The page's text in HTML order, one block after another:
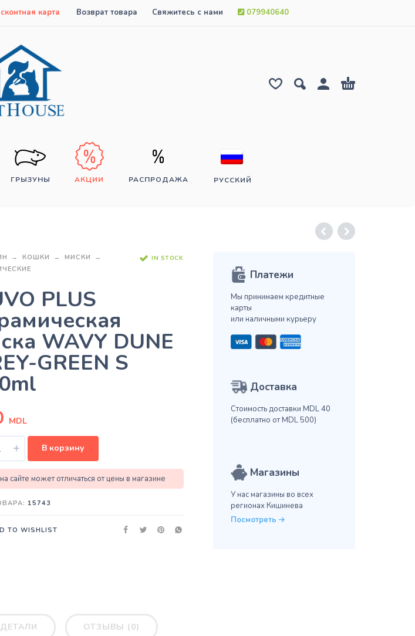
карта Возврат товара Свяжитесь с нами 079940640
ГРЫЗУНЫ АКЦИИ РАСПРОДАЖА РУССКИЙ
КОШКИ
МИСКИ
IN STOCK
PLUS
WAVY DUNE
GREEN S
MDL
+ В корзину
сайте может отличаться от цены в магазине
15743
TO WISHLIST
Платежи
Мы принимаем кредитные
карты
или наличными курьеру
Доставка
Стоимость доставки MDL 40
(бесплатно от MDL 500)
Магазины
У нас магазины во всех
регионах Кишинева
Посмотреть
ДЕТАЛИ ОТЗЫВЫ (0)